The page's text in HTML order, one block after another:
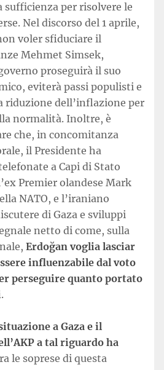
sufficienza per risolvere le
Nel discorso del 1 aprile,
voler sfiduciare il
Mehmet Simsek,
proseguirà il suo
eviterà passi populisti e
riduzione dell’inflazione per
normalità. Inoltre, è
che, in concomitanza
il Presidente ha
a Capi di Stato
Premier olandese Mark
NATO, e l’iraniano
di Gaza e sviluppi
netto di come, sulla
Erdoğan voglia lasciar
influenzabile dal voto
perseguire quanto portato
.
a Gaza e il
a tal riguardo ha
le soprese di questa